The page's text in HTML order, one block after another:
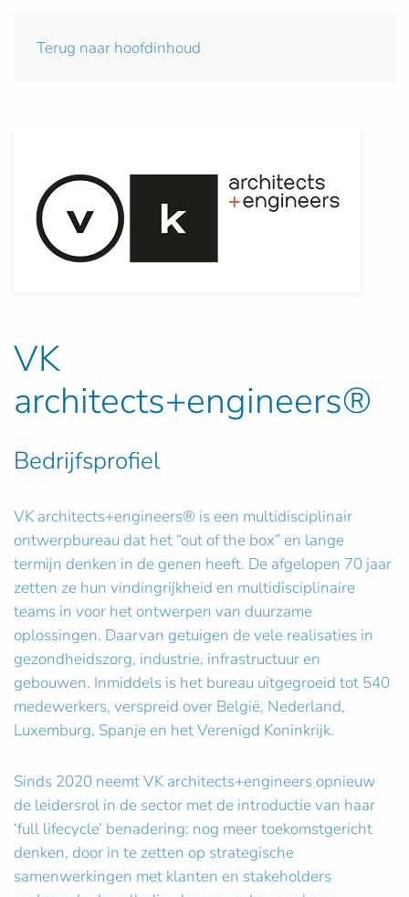
Terug naar hoofdinhoud
VK
architects+engineers®
Bedrijfsprofiel
VK architects+engineers® is een multidisciplinair
ontwerpbureau dat het “out of the box” en lange
termijn denken in de genen heeft. De afgelopen 70 jaar
zetten ze hun vindingrijkheid en multidisciplinaire
teams in voor het ontwerpen van duurzame
oplossingen. Daarvan getuigen de vele realisaties in
gezondheidszorg, industrie, infrastructuur en
gebouwen. Inmiddels is het bureau uitgegroeid tot 540
medewerkers, verspreid over België, Nederland,
Luxemburg, Spanje en het Verenigd Koninkrijk.
Sinds 2020 neemt VK architects+engineers opnieuw
de leidersrol in de sector met de introductie van haar
‘full lifecycle’ benadering: nog meer toekomstgericht
denken, door in te zetten op strategische
samenwerkingen met klanten en stakeholders